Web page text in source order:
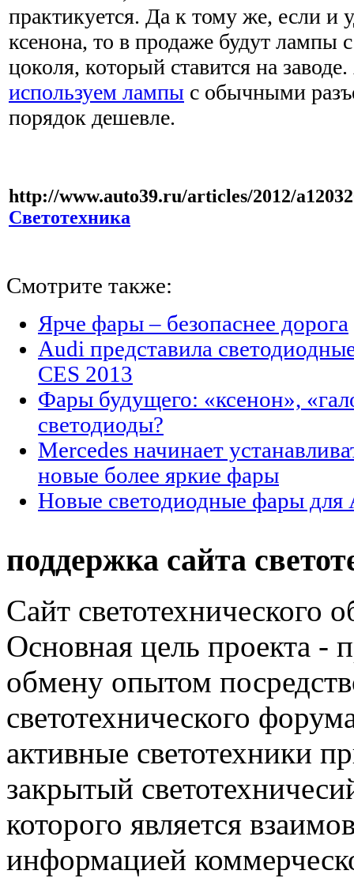
практикуется. Да к тому же, если и
ксенона, то в продаже будут лампы
цоколя, который ставится на
используем лампы с обычными
порядок дешевле.
http://www.auto39.ru/articles/2012/
Светотехника
Смотрите также:
Ярче фары – безопаснее дорога
Audi представила
CES 2013
Фары будущего: «ксенон»,
светодиоды?
Mercedes начинает
новые более яркие фары
Новые светодиодные фары для
поддержка сайта
Сайт светотехнического
Основная цель проекта -
обмену опытом
светотехнического
активные светотехники
закрытый
которого является
информацией